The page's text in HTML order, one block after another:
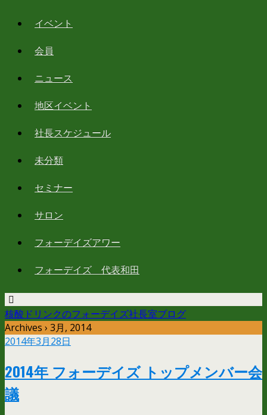
イベント
会員
ニュース
地区イベント
社長スケジュール
未分類
セミナー
サロン
フォーデイズアワー
フォーデイズ 代表和田
核酸ドリンクのフォーデイズ社長室ブログ
Archives › 3月, 2014
2014年3月28日
2014年 フォーデイズ トップメンバー会
議